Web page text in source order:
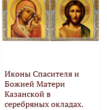
Иконы Спасителя и
Божией Матери
Казанской в
серебряных окладах.